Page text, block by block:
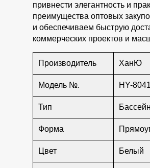
привнести элегантность и
преимущества оптовых
и обеспечиваем быструю
коммерческих проектов и
Производитель ХанЮ
Модель №. HY-8041
Тип
Форма
Цвет Белый